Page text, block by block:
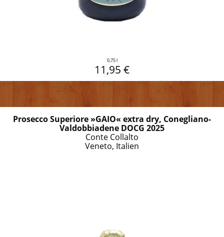
0,75 l
11,95 €
Prosecco Superiore »GAIO« extra dry, Conegliano-
Valdobbiadene DOCG 2025
Conte Collalto
Veneto, Italien